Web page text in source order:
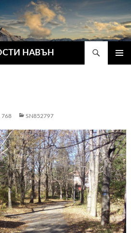
НАВЪН
768 SN852797